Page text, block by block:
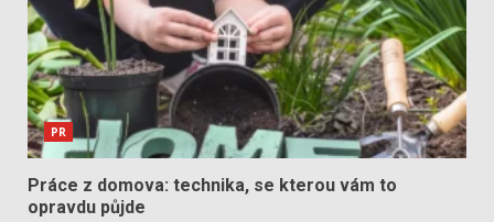
PR
Práce z domova: technika, se kterou vám to
opravdu půjde